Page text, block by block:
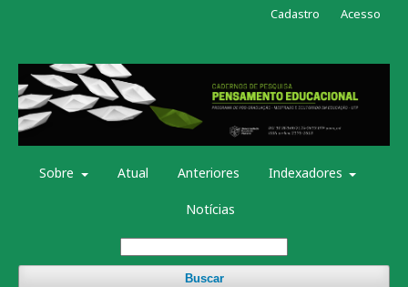
Sobre Atual Anteriores Indexadores
Notícias
Buscar
Cadastro Acesso